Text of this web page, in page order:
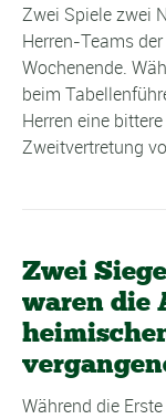
Zwei Spiele zwei
Herren-Teams
Wochenende.
beim
Herren eine
Zweitvertretung
Zwei
waren die
Während die